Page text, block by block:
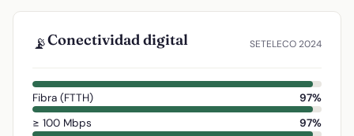
📡Conectividad digital SETELECO 2024
Fibra (FTTH)
97%
≥ 100 Mbps
97%